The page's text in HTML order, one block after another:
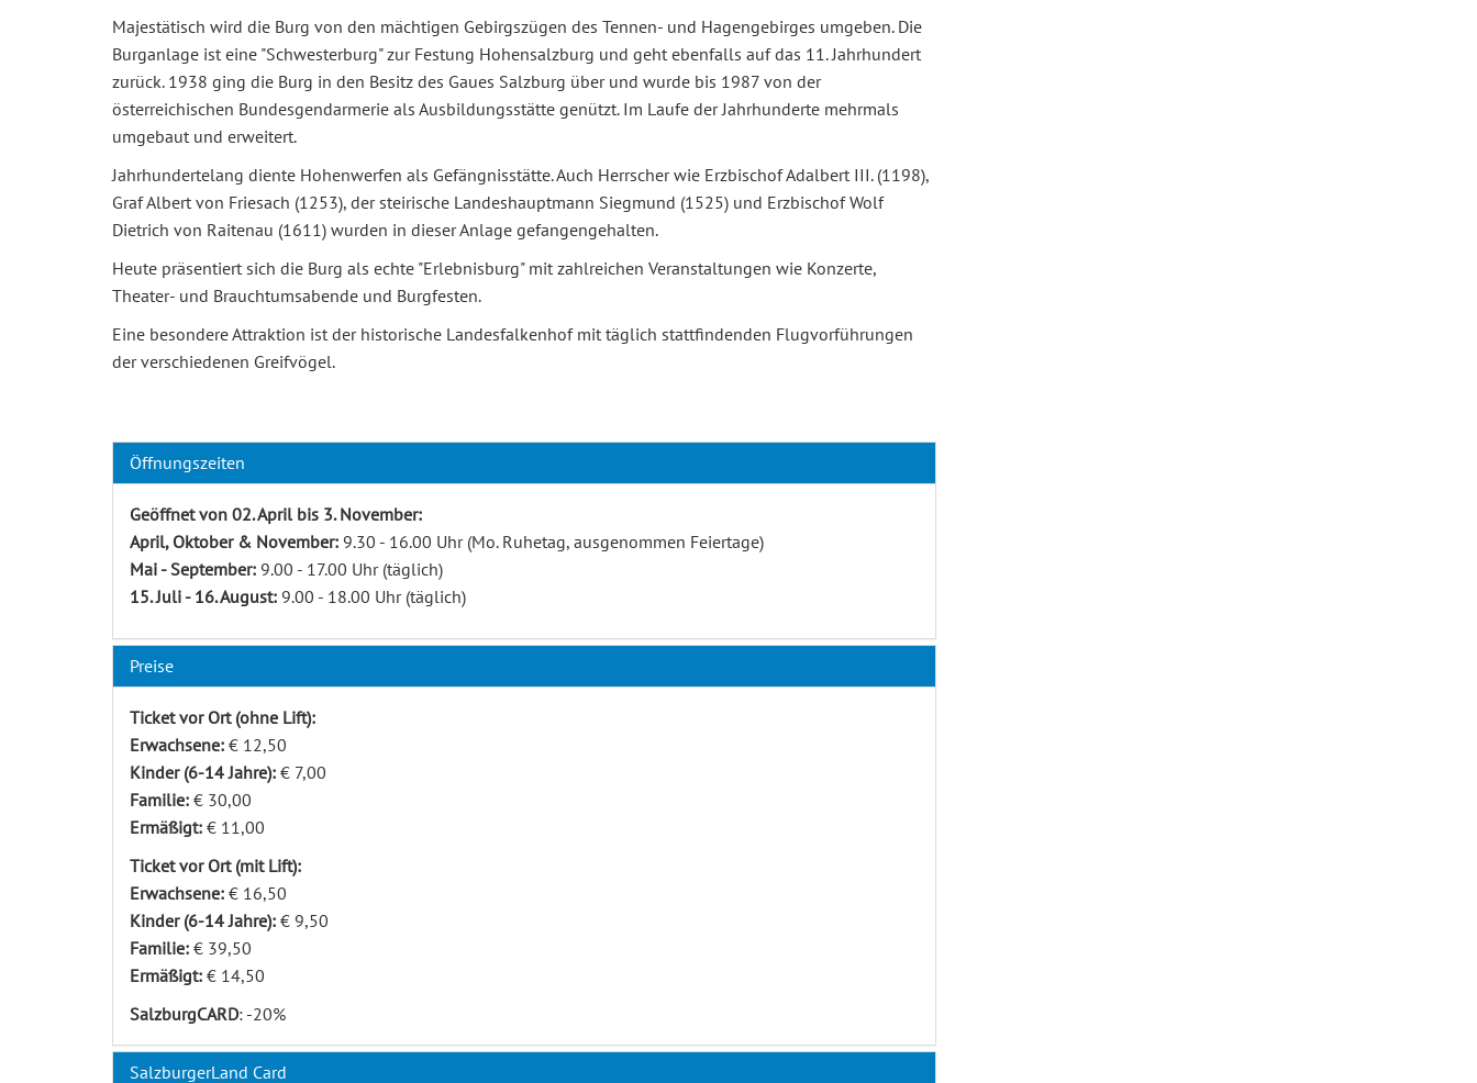
Majestätisch wird die Burg von den mächtigen Gebirgszügen des Tennen- und Hagengebirges umgeben. Die
Burganlage ist eine "Schwesterburg" zur Festung Hohensalzburg und geht ebenfalls auf das 11. Jahrhundert
zurück. 1938 ging die Burg in den Besitz des Gaues Salzburg über und wurde bis 1987 von der
österreichischen Bundesgendarmerie als Ausbildungsstätte genützt. Im Laufe der Jahrhunderte mehrmals
umgebaut und erweitert.
Jahrhundertelang diente Hohenwerfen als Gefängnisstätte. Auch Herrscher wie Erzbischof Adalbert III. (1198),
Graf Albert von Friesach (1253), der steirische Landeshauptmann Siegmund (1525) und Erzbischof Wolf
Dietrich von Raitenau (1611) wurden in dieser Anlage gefangengehalten.
Heute präsentiert sich die Burg als echte "Erlebnisburg" mit zahlreichen Veranstaltungen wie Konzerte,
Theater- und Brauchtumsabende und Burgfesten.
Eine besondere Attraktion ist der historische Landesfalkenhof mit täglich stattfindenden Flugvorführungen
der verschiedenen Greifvögel.
Öffnungszeiten
Geöffnet von 02. April bis 3. November:
April, Oktober & November: 9.30 - 16.00 Uhr (Mo. Ruhetag, ausgenommen Feiertage)
Mai - September: 9.00 - 17.00 Uhr (täglich)
15. Juli - 16. August: 9.00 - 18.00 Uhr (täglich)
Preise
Ticket vor Ort (ohne Lift):
Erwachsene: € 12,50
Kinder (6-14 Jahre): € 7,00
Familie: € 30,00
Ermäßigt: € 11,00
Ticket vor Ort (mit Lift):
Erwachsene: € 16,50
Kinder (6-14 Jahre): € 9,50
Familie: € 39,50
Ermäßigt: € 14,50
SalzburgCARD: -20%
SalzburgerLand Card